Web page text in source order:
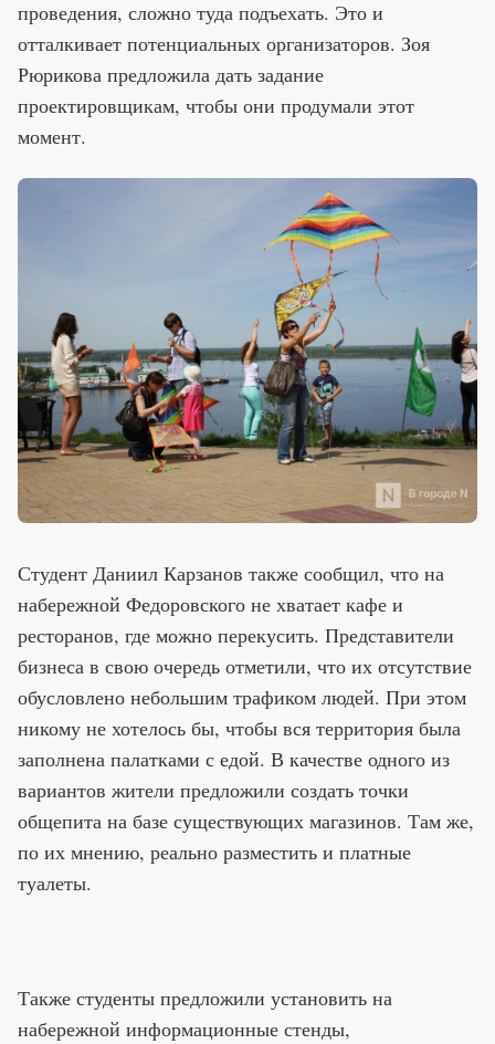
проведения, сложно туда подъехать. Это и
отталкивает потенциальных организаторов. Зоя
Рюрикова предложила дать задание
проектировщикам, чтобы они продумали этот
момент.
Студент Даниил Карзанов также сообщил, что на
набережной Федоровского не хватает кафе и
ресторанов, где можно перекусить. Представители
бизнеса в свою очередь отметили, что их отсутствие
обусловлено небольшим трафиком людей. При этом
никому не хотелось бы, чтобы вся территория была
заполнена палатками с едой. В качестве одного из
вариантов жители предложили создать точки
общепита на базе существующих магазинов. Там же,
по их мнению, реально разместить и платные
туалеты.
Также студенты предложили установить на
набережной информационные стенды,